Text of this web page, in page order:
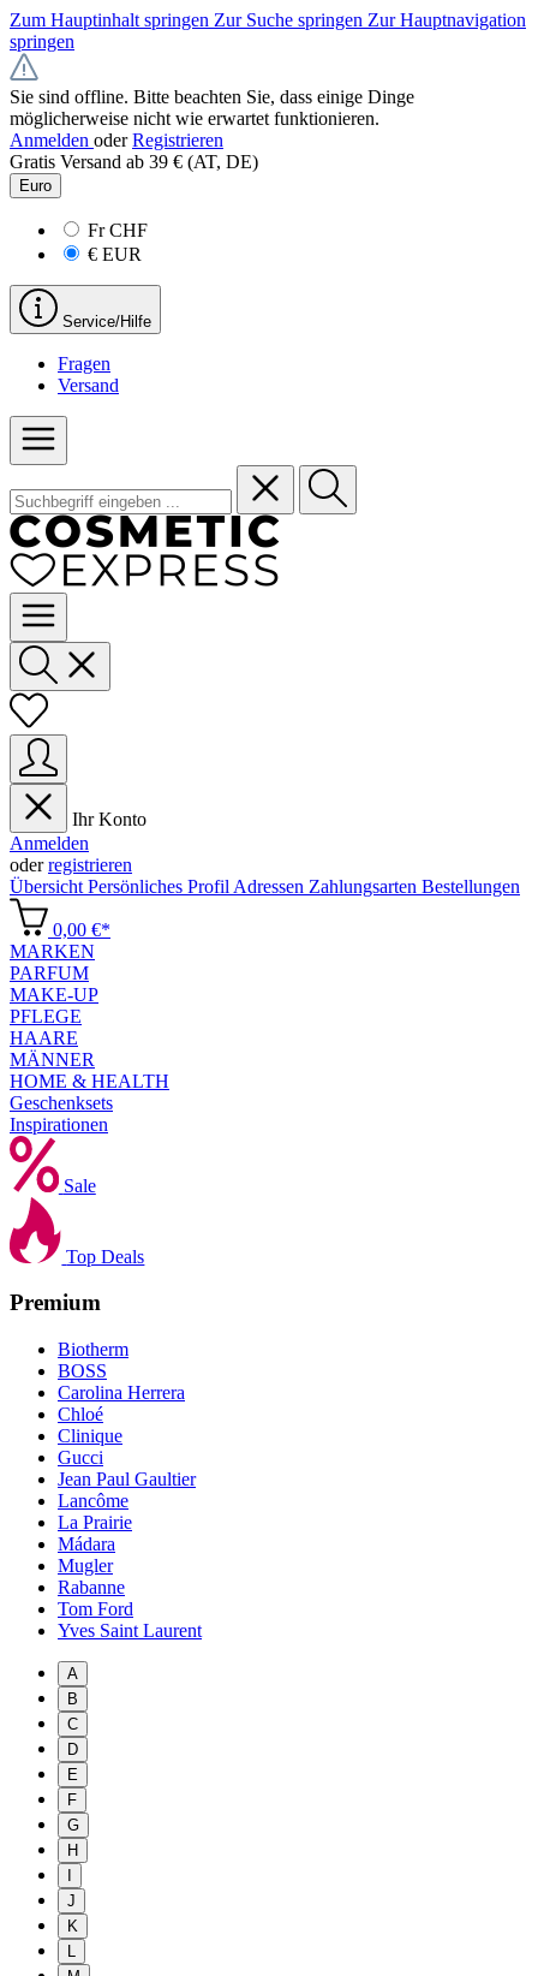
Zum Hauptinhalt springen Zur Suche springen Zur Hauptnavigation
springen
Sie sind offline. Bitte beachten Sie, dass einige Dinge
möglicherweise nicht wie erwartet funktionieren.
Anmelden oder Registrieren
Gratis Versand ab 39 € (AT, DE)
Euro
FrCHF
€ EUR
Service/Hilfe
Fragen
Versand
Ihr Konto
Anmelden
oderregistrieren
Übersicht Persönliches Profil Adressen Zahlungsarten Bestellungen
0,00 €*
MARKEN
PARFUM
MAKE-UP
PFLEGE
HAARE
MÄNNER
HOME & HEALTH
Geschenksets
Inspirationen
Sale
Top Deals
Premium
Biotherm
BOSS
Carolina Herrera
Chloé
Clinique
Gucci
Jean Paul Gaultier
Lancôme
La Prairie
Mádara
Mugler
Rabanne
Tom Ford
Yves Saint Laurent
A
B
C
D
E
F
G
H
J
K
L